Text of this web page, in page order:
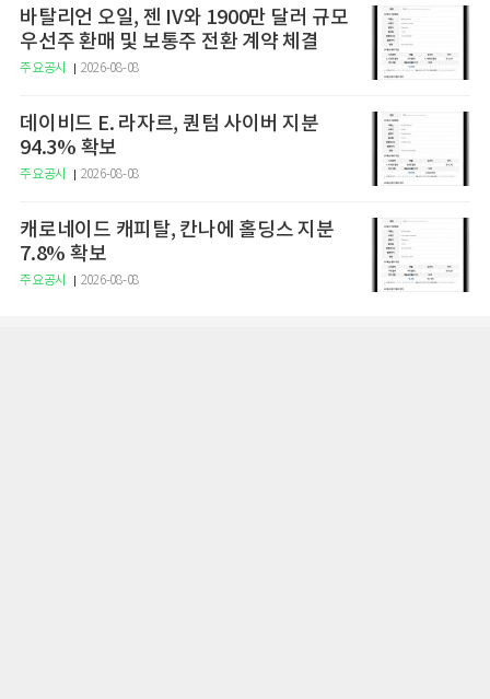
바탈리언 오일, 젠 IV와 1900만 달러 규모
우선주 환매 및 보통주 전환 계약 체결
주요공시 2026-08-08
데이비드 E. 라자르, 퀀텀 사이버 지분
94.3% 확보
주요공시 2026-08-08
캐로네이드 캐피탈, 칸나에 홀딩스 지분
7.8% 확보
주요공시 2026-08-08